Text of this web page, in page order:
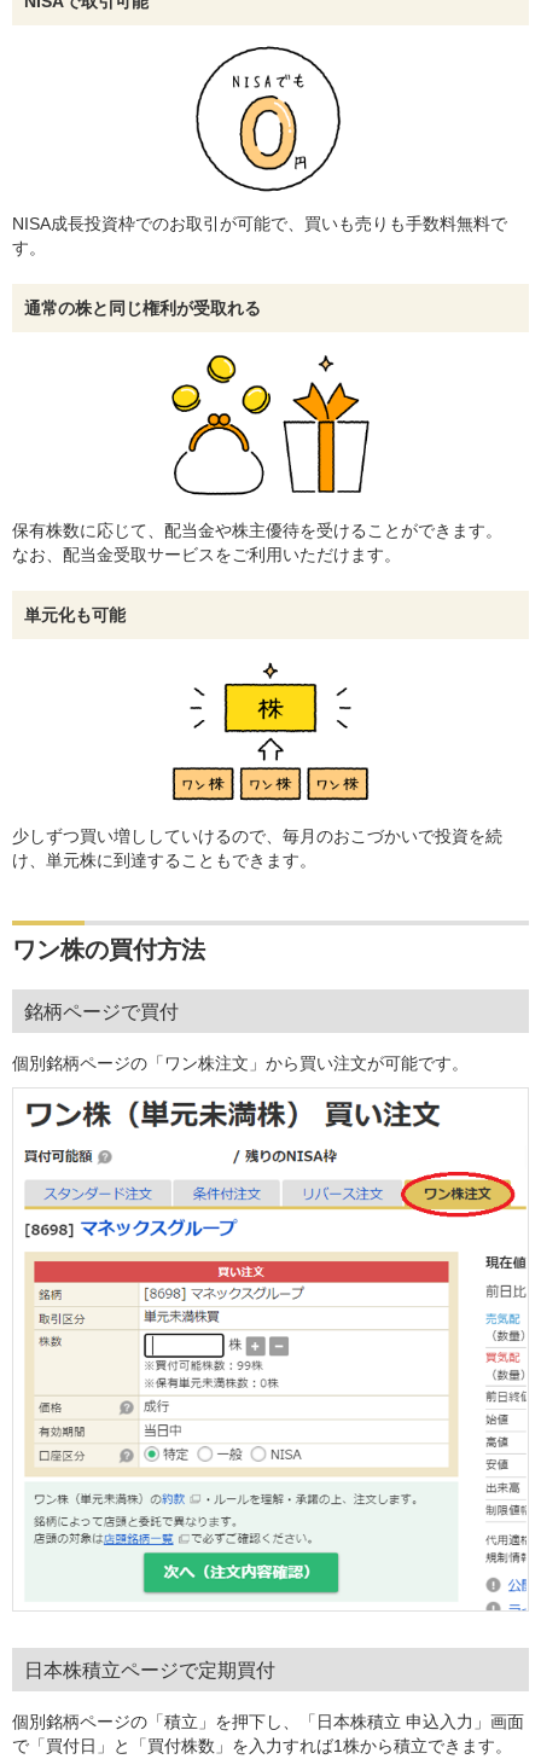
NISA成長投資枠でのお取引が可能で、買いも売りも手数料無料で
す。
通常の株と同じ権利が受取れる
保有株数に応じて、配当金や株主優待を受けることができます。
なお、配当金受取サービスをご利用いただけます。
単元化も可能
少しずつ買い増ししていけるので、毎月のおこづかいで投資を続
け、単元株に到達することもできます。
ワン株の買付方法
銘柄ページで買付
個別銘柄ページの「ワン株注文」から買い注文が可能です。
日本株積立ページで定期買付
個別銘柄ページの「積立」を押下し、「日本株積立 申込入力」画面
で「買付日」と「買付株数」を入力すれば1株から積立できます。